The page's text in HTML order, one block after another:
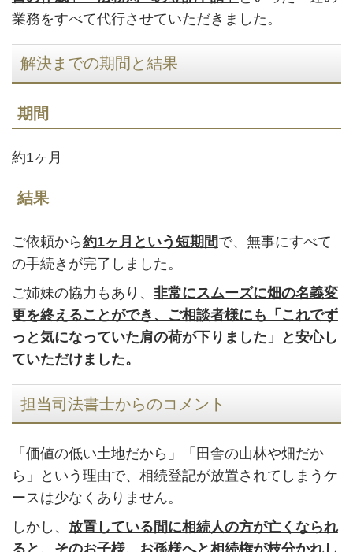
業務をすべて代行させていただきました。
解決までの期間と結果
期間
約1ヶ月
結果
ご依頼から約1ヶ月という短期間で、無事にすべて
の手続きが完了しました。
ご姉妹の協力もあり、 非常にスムーズに畑の名義変
更を終えることができ、ご相談者様にも「これでず
っと気になっていた肩の荷が下りました」と安心し
ていただけました。
担当司法書士からのコメント
「価値の低い土地だから」「田舎の山林や畑だか
ら」という理由で、相続登記が放置されてしまうケ
ースは少なくありません。
しかし、 放置している間に相続人の方が亡くなられ
ると、そのお子様、お孫様へと相続権が枝分かれし